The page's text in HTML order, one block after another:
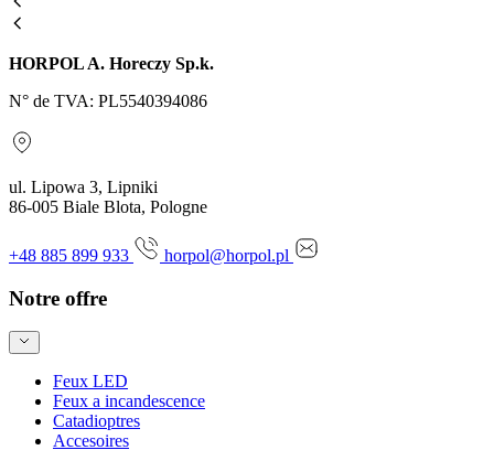
HORPOL A. Horeczy Sp.k.
N° de TVA: PL5540394086
ul. Lipowa 3, Lipniki
86-005 Biale Blota, Pologne
+48 885 899 933 horpol@horpol.pl
Notre offre
Feux LED
Feux a incandescence
Catadioptres
Accesoires